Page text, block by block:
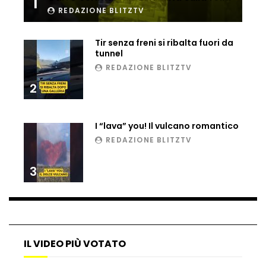
Ucraina, ecco come gli F16 intercettano
i droni russi
Tir bloccato sul passaggio a livello:
treno lo distrugge
Parco divertimenti, attrazione cede
all’improvviso
tragedia a Petén
REDAZIONE BLITZTV
2
Tir senza freni si ribalta fuori da
tunnel
REDAZIONE BLITZTV
3
I “lava” you! Il vulcano romantico
REDAZIONE BLITZTV
IL VIDEO PIÙ VOTATO